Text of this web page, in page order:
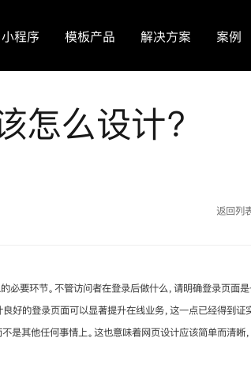
小程序 模板产品 解决方案 案例
怎么设计？
返回列
必要环节。不管访问者在登录后做什么，请明确登录页面
好的登录页面可以显著提升在线业务，这一点已经得到证
是其他任何事情上。这也意味着网页设计应该简单而清晰